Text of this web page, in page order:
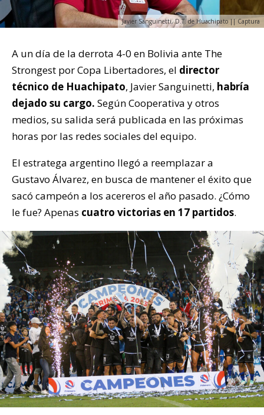
Javier Sanguinetti, D.T. de Huachipato || Captura
A un día de la derrota 4-0 en Bolivia ante The
Strongest por Copa Libertadores, el director
técnico de Huachipato, Javier Sanguinetti, habría
dejado su cargo. Según Cooperativa y otros
medios, su salida será publicada en las próximas
horas por las redes sociales del equipo.
El estratega argentino llegó a reemplazar a
Gustavo Álvarez, en busca de mantener el éxito que
sacó campeón a los acereros el año pasado. ¿Cómo
le fue? Apenas cuatro victorias en 17 partidos.